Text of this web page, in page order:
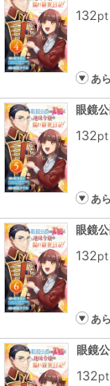
132pt
あ
眼鏡
132pt
あ
眼鏡
132pt
あ
眼鏡
132pt